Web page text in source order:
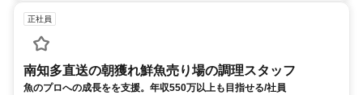
正社員
南知多直送の朝獲れ鮮魚売り場の調理スタッフ
魚のプロへの成長をを支援。年収550万以上も目指せる/社員